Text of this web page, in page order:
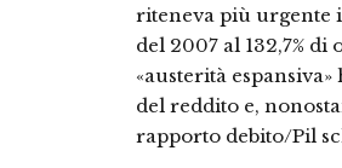
riteneva più urgente
del 2007 al 132,7%
«austerità
del reddito e,
rapporto debito/Pil